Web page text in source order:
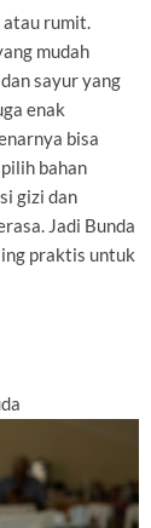
atau rumit.
mudah
sayur yang
enak
bisa
bahan
gizi dan
Jadi Bunda
praktis untuk